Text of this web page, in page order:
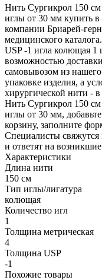
Нить Сургикрол 150
иглы от 30 мм купить в
компании Бриарей-
медицинского
USP -1 игла колющая 1
возможностью
самовывозом из
упаковке изделия, а
хирургической нити -
Нить Сургикрол 150
иглы от 30 мм,
корзину, заполните
Специалисты свяжутся
и ответят на
Характеристики
Длина нити
150 см
Тип иглы/лигатура
колющая
Количество игл
1
Толщина метрическая
4
Толщина USP
-1
Похожие товары